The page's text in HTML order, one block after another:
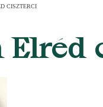
CISZTERCI
Elréd